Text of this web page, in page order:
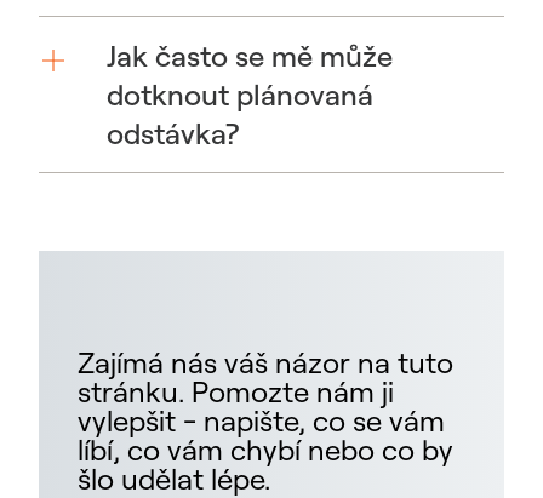
Jak často se mě může
dotknout plánovaná
odstávka?
Zajímá nás váš názor na tuto
stránku. Pomozte nám ji
vylepšit - napište, co se vám
líbí, co vám chybí nebo co by
šlo udělat lépe.